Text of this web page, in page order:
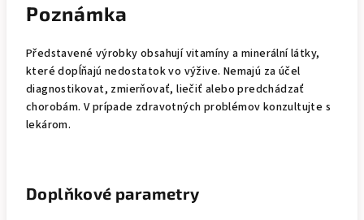
Poznámka
Představené výrobky obsahují vitamíny a minerální látky,
které dopĺňajú nedostatok vo výžive. Nemajú za účel
diagnostikovat, zmierňovať, liečiť alebo predchádzať
chorobám. V prípade zdravotných problémov konzultujte s
lekárom.
Doplňkové parametry